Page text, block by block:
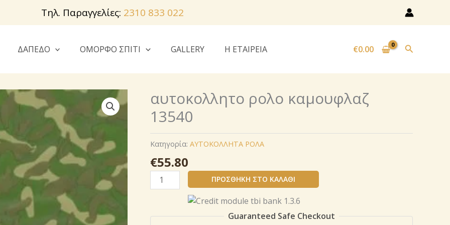
Τηλ. Παραγγελίες: 2310 833 022
ΔΑΠΕΔΟ ΟΜΟΡΦΟ ΣΠΙΤΙ GALLERY Η ΕΤΑΙΡΕΙΑ €0.00
αυτοκoλλητο ρολo καμουφλαζ
13540
Κατηγορία:AΥΤΟΚΟΛΛΗΤΑ ΡΟΛΑ
€55.80
αυτοκoλλητο
ρολo
καμουφλαζ
13540
ΠΡΟΣΘΉΚΗ ΣΤΟ ΚΑΛΆΘΙ
Guaranteed Safe Checkout